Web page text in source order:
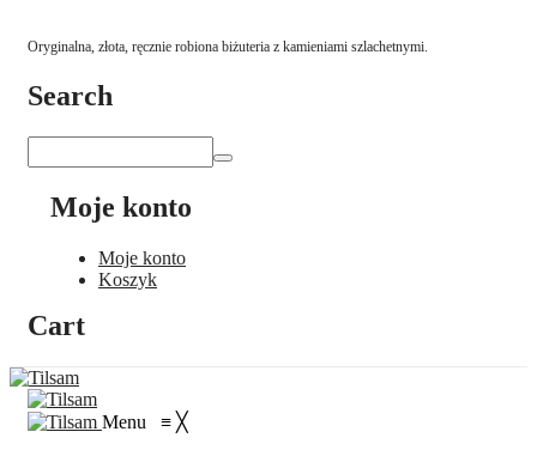
Oryginalna, złota, ręcznie robiona biżuteria z kamieniami szlachetnymi.
Search
Moje konto
Moje konto
Koszyk
Cart
Menu ≡ ╳